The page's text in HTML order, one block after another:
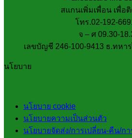
สแกนเพิ่มเพื่อน เพื่อติ
โทร.02-192-
จ – ศ 09.30-
เลขบัญชี 246-100-9413 ธ.ทหา
นโยบาย
นโยบาย cookie
นโยบายความเป็นส่วนตัว
นโยบายจัดส่ง/การเปลี่ยน-คืน/ก